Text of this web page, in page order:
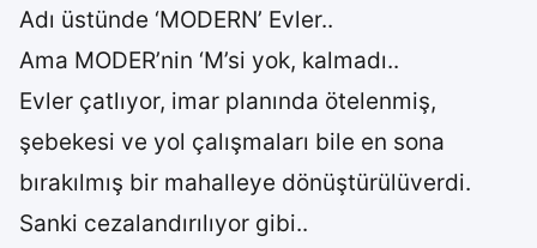
Adı üstünde ‘MODERN’ Evler..
Ama MODER’nin ‘M’si yok, kalmadı..
Evler çatlıyor, imar planında ötelenmiş,
şebekesi ve yol çalışmaları bile en sona
bırakılmış bir mahalleye dönüştürülüverdi.
Sanki cezalandırılıyor gibi..